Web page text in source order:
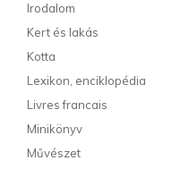
Irodalom
Kert és lakás
Kotta
Lexikon, enciklopédia
Livres francais
Minikönyv
Művészet